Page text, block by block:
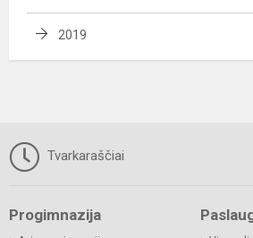
2019
Tvarkaraščiai
Progimnazija